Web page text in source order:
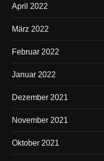
April 2022
März 2022
Februar 2022
Januar 2022
Dezember 2021
November 2021
Oktober 2021